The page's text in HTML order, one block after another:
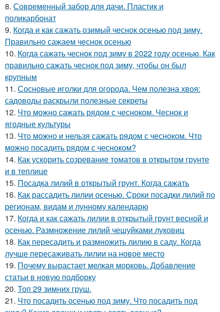
8. Современный забор для дачи. Пластик и
поликарбонат
9. Когда и как сажать озимый чеснок осенью под зиму.
Правильно сажаем чеснок осенью
10. Когда сажать чеснок под зиму в 2022 году осенью. Как
правильно сажать чеснок под зиму, чтобы он был
крупным
11. Сосновые иголки для огорода. Чем полезна хвоя:
садоводы раскрыли полезные секреты
12. Что можно сажать рядом с чесноком. Чеснок и
ягодные культуры
13. Что можно и нельзя сажать рядом с чесноком. Что
можно посадить рядом с чесноком?
14. Как ускорить созревание томатов в открытом грунте
и в теплице
15. Посадка лилий в открытый грунт. Когда сажать
16. Как рассадить лилии осенью. Сроки посадки лилий по
регионам, видам и лунному календарю
17. Когда и как сажать лилии в открытый грунт весной и
осенью. Размножение лилий чешуйками луковиц
18. Как пересадить и размножить лилию в саду. Когда
лучше пересаживать лилии на новое место
19. Почему вырастает мелкая морковь. Добавление
статьи в новую подборку
20. Топ 29 зимних груш.
21. Что посадить осенью под зиму. Что посадить под